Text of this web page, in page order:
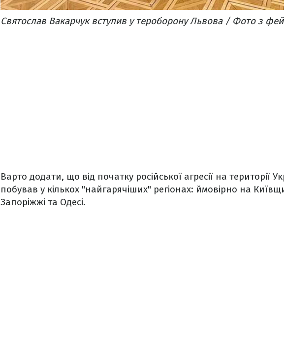
Святослав Вакарчук вступив у тероборону Львова / Фото з
Варто додати, що від початку російської агресії на території
побував у кількох "найгарячіших" регіонах: ймовірно на
Запоріжжі та Одесі.